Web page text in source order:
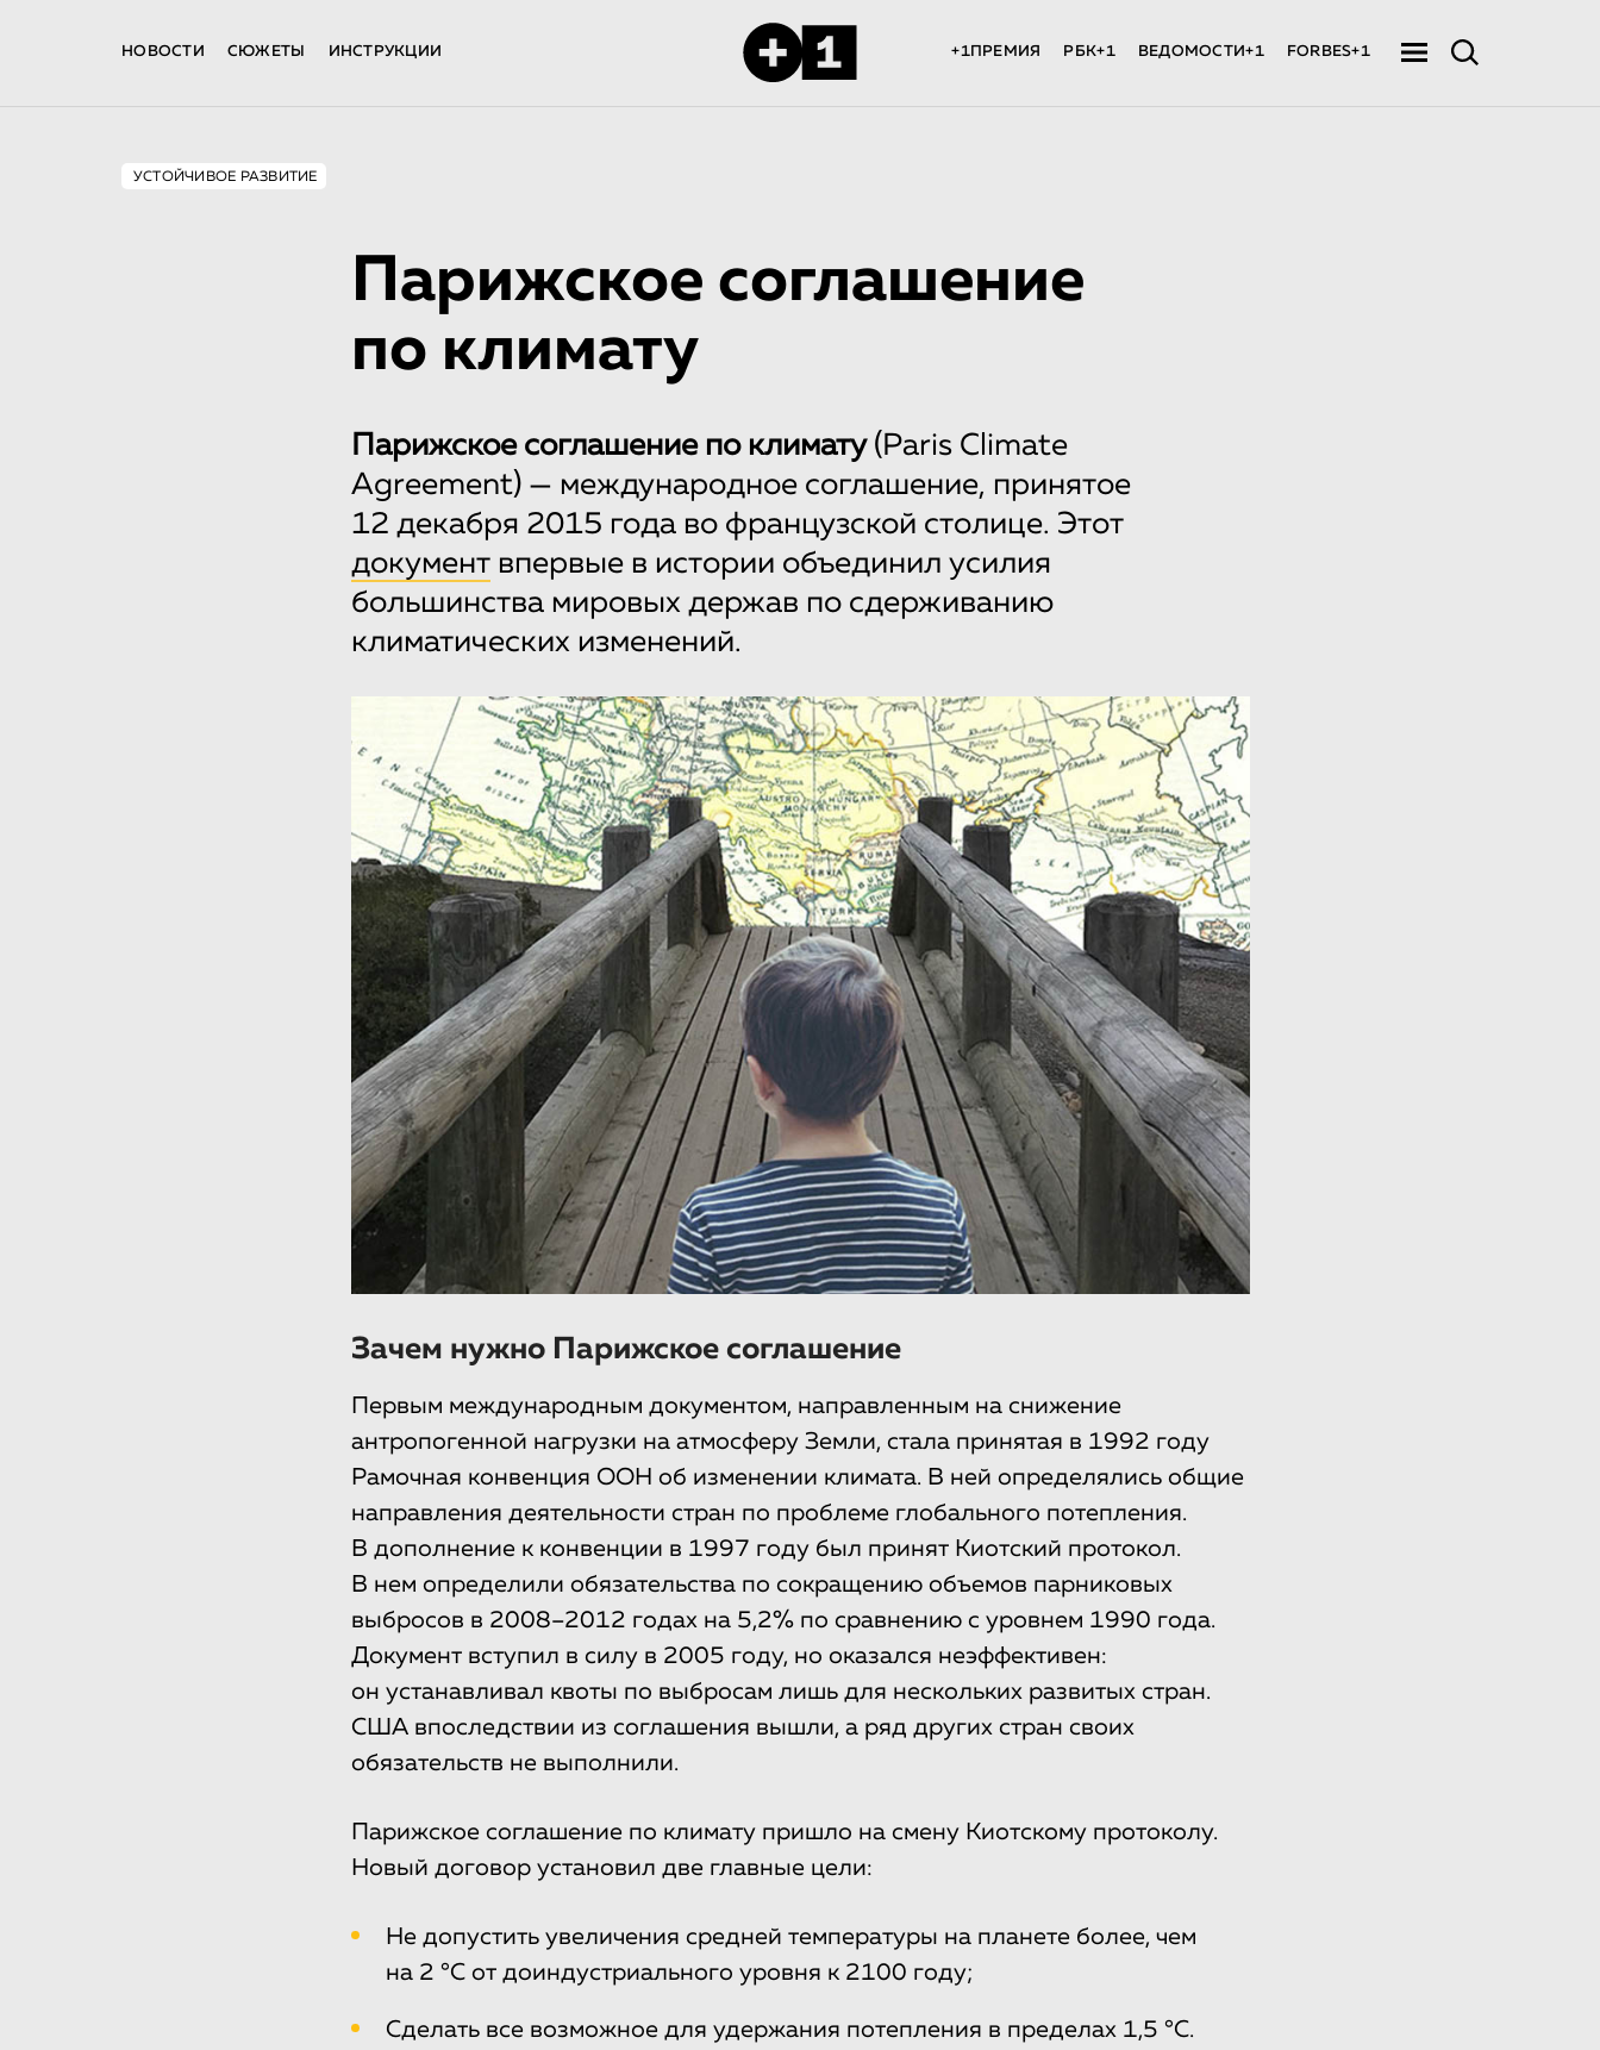
НОВОСТИ СЮЖЕТЫ ИНСТРУКЦИИ +1ПРЕМИЯ РБК+1 ВЕДОМОСТИ+1 FORBES+1
УСТОЙЧИВОЕ РАЗВИТИЕ
Парижское соглашение
по климату
Парижское соглашение по климату(Paris Climate
Agreement) — международное соглашение, принятое
12 декабря 2015 года во французской столице. Этот
документвпервые в истории объединил усилия
большинства мировых держав по сдерживанию
климатических изменений.
Зачем нужно Парижское соглашение
Первым международным документом, направленным на снижение
антропогенной нагрузки на атмосферу Земли, стала принятая в 1992 году
Рамочная конвенция ООН об изменении климата. В ней определялись общие
направления деятельности стран по проблеме глобального потепления.
В дополнение к конвенции в 1997 году был принят Киотский протокол.
В нем определили обязательства по сокращению объемов парниковых
выбросов в 2008–2012 годах на 5,2% по сравнению с уровнем 1990 года.
Документ вступил в силу в 2005 году, но оказался неэффективен:
он устанавливал квоты по выбросам лишь для нескольких развитых стран.
США впоследствии из соглашения вышли, а ряд других стран своих
обязательств не выполнили.
Парижское соглашение по климату пришло на смену Киотскому протоколу.
Новый договор установил две главные цели:
Не допустить увеличения средней температуры на планете более, чем
на 2 °С от доиндустриального уровня к 2100 году;
Сделать все возможное для удержания потепления в пределах 1,5 °С.